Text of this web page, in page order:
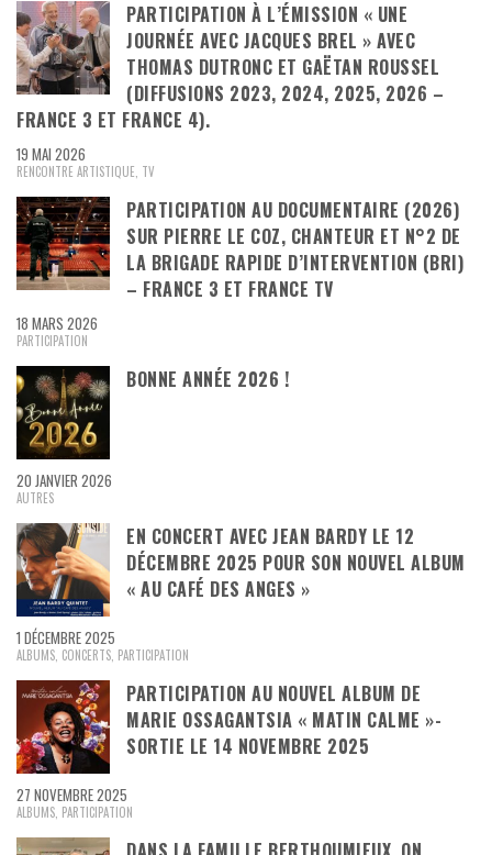
PARTICIPATION À L’ÉMISSION « UNE
JOURNÉE AVEC JACQUES BREL » AVEC
THOMAS DUTRONC ET GAËTAN ROUSSEL
(DIFFUSIONS 2023, 2024, 2025, 2026 –
FRANCE 3 ET FRANCE 4).
19 MAI 2026
RENCONTRE ARTISTIQUE TV
PARTICIPATION AU DOCUMENTAIRE (2026)
SUR PIERRE LE COZ, CHANTEUR ET N°2 DE
LA BRIGADE RAPIDE D’INTERVENTION (BRI)
– FRANCE 3 ET FRANCE TV
18 MARS 2026
PARTICIPATION
BONNE ANNÉE 2026 !
20 JANVIER 2026
AUTRES
EN CONCERT AVEC JEAN BARDY LE 12
DÉCEMBRE 2025 POUR SON NOUVEL ALBUM
« AU CAFÉ DES ANGES »
1 DÉCEMBRE 2025
ALBUMS CONCERTS PARTICIPATION
PARTICIPATION AU NOUVEL ALBUM DE
MARIE OSSAGANTSIA « MATIN CALME »-
SORTIE LE 14 NOVEMBRE 2025
27 NOVEMBRE 2025
ALBUMS PARTICIPATION